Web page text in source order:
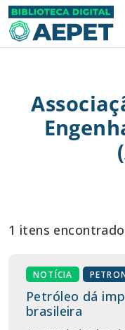
1 itens
NOTÍCIA
Petróleo dá
brasileira